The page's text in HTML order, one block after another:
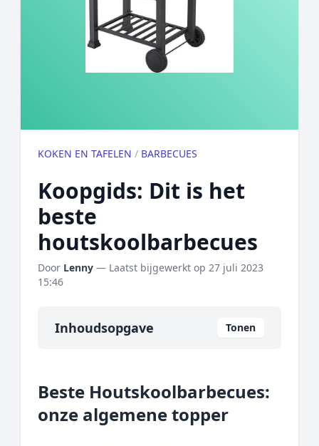
KOKEN EN TAFELEN / BARBECUES
Koopgids: Dit is het
beste
houtskoolbarbecues
Door Lenny — Laatst bijgewerkt op 27 juli 2023
15:46
Inhoudsopgave Tonen
Onze algemene topper
Prijs topper
Beste Houtskoolbarbecues:
onze algemene topper